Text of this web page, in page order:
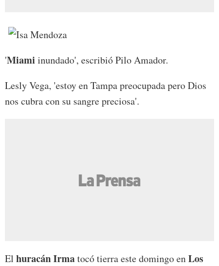
'Miami inundado', escribió Pilo Amador.
Lesly Vega, 'estoy en Tampa preocupada pero Dios
nos cubra con su sangre preciosa'.
El huracán Irmatocó tierra este domingo enLos